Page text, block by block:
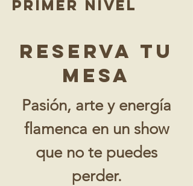
primer nivel
RESERVA TU
MESA
Pasión, arte y energía
flamenca en un show
que no te puedes
perder.